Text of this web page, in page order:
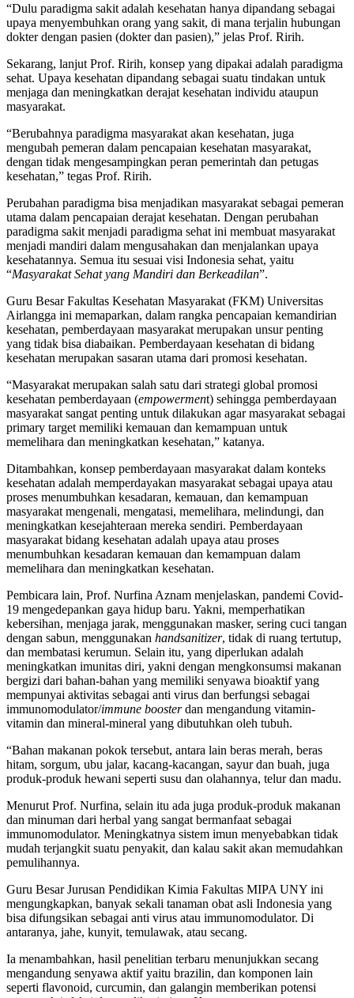
“Dulu paradigma sakit adalah kesehatan hanya dipandang sebagai
upaya menyembuhkan orang yang sakit, di mana terjalin hubungan
dokter dengan pasien (dokter dan pasien),” jelas Prof. Ririh.
Sekarang, lanjut Prof. Ririh, konsep yang dipakai adalah paradigma
sehat. Upaya kesehatan dipandang sebagai suatu tindakan untuk
menjaga dan meningkatkan derajat kesehatan individu ataupun
masyarakat.
“Berubahnya paradigma masyarakat akan kesehatan, juga
mengubah pemeran dalam pencapaian kesehatan masyarakat,
dengan tidak mengesampingkan peran pemerintah dan petugas
kesehatan,” tegas Prof. Ririh.
Perubahan paradigma bisa menjadikan masyarakat sebagai pemeran
utama dalam pencapaian derajat kesehatan. Dengan perubahan
paradigma sakit menjadi paradigma sehat ini membuat masyarakat
menjadi mandiri dalam mengusahakan dan menjalankan upaya
kesehatannya. Semua itu sesuai visi Indonesia sehat, yaitu
“Masyarakat Sehat yang Mandiri dan Berkeadilan”.
Guru Besar Fakultas Kesehatan Masyarakat (FKM) Universitas
Airlangga ini memaparkan, dalam rangka pencapaian kemandirian
kesehatan, pemberdayaan masyarakat merupakan unsur penting
yang tidak bisa diabaikan. Pemberdayaan kesehatan di bidang
kesehatan merupakan sasaran utama dari promosi kesehatan.
“Masyarakat merupakan salah satu dari strategi global promosi
kesehatan pemberdayaan (empowerment) sehingga pemberdayaan
masyarakat sangat penting untuk dilakukan agar masyarakat sebagai
primary target memiliki kemauan dan kemampuan untuk
memelihara dan meningkatkan kesehatan,” katanya.
Ditambahkan, konsep pemberdayaan masyarakat dalam konteks
kesehatan adalah memperdayakan masyarakat sebagai upaya atau
proses menumbuhkan kesadaran, kemauan, dan kemampuan
masyarakat mengenali, mengatasi, memelihara, melindungi, dan
meningkatkan kesejahteraan mereka sendiri. Pemberdayaan
masyarakat bidang kesehatan adalah upaya atau proses
menumbuhkan kesadaran kemauan dan kemampuan dalam
memelihara dan meningkatkan kesehatan.
Pembicara lain, Prof. Nurfina Aznam menjelaskan, pandemi Covid-
19 mengedepankan gaya hidup baru. Yakni, memperhatikan
kebersihan, menjaga jarak, menggunakan masker, sering cuci tangan
dengan sabun, menggunakan handsanitizer, tidak di ruang tertutup,
dan membatasi kerumun. Selain itu, yang diperlukan adalah
meningkatkan imunitas diri, yakni dengan mengkonsumsi makanan
bergizi dari bahan-bahan yang memiliki senyawa bioaktif yang
mempunyai aktivitas sebagai anti virus dan berfungsi sebagai
immunomodulator/immune boosterdan mengandung vitamin-
vitamin dan mineral-mineral yang dibutuhkan oleh tubuh.
“Bahan makanan pokok tersebut, antara lain beras merah, beras
hitam, sorgum, ubu jalar, kacang-kacangan, sayur dan buah, juga
produk-produk hewani seperti susu dan olahannya, telur dan madu.
Menurut Prof. Nurfina, selain itu ada juga produk-produk makanan
dan minuman dari herbal yang sangat bermanfaat sebagai
immunomodulator. Meningkatnya sistem imun menyebabkan tidak
mudah terjangkit suatu penyakit, dan kalau sakit akan memudahkan
pemulihannya.
Guru Besar Jurusan Pendidikan Kimia Fakultas MIPA UNY ini
mengungkapkan, banyak sekali tanaman obat asli Indonesia yang
bisa difungsikan sebagai anti virus atau immunomodulator. Di
antaranya, jahe, kunyit, temulawak, atau secang.
Ia menambahkan, hasil penelitian terbaru menunjukkan secang
mengandung senyawa aktif yaitu brazilin, dan komponen lain
seperti flavonoid, curcumin, dan galangin memberikan potensi